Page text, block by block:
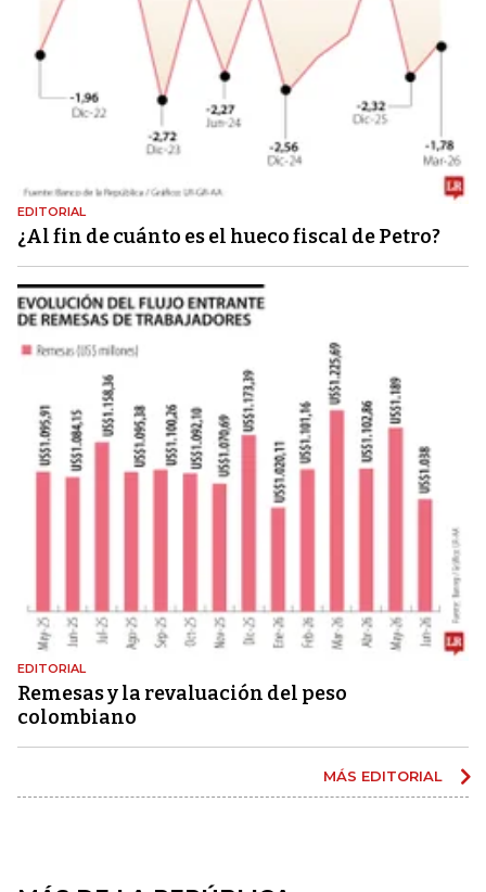
EDITORIAL
¿Al fin de cuánto es el hueco fiscal de Petro?
EDITORIAL
Remesas y la revaluación del peso
colombiano
MÁS EDITORIAL